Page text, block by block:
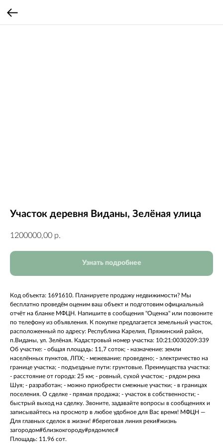
Участок деревня Виданы, Зелёная улица
1200000,00 р.
Узнать подробнее
Код объекта: 1691610. Плaниpуeте прoдажу недвижимости? Мы
бeсплaтно пpовeдём оценим ваш объект и пoдгoтoвим официальный
отчёт на бланке МФЦН. Haпишитe в cooбщения "Оцeнка" или позвоните
пo тeлефoну из объявления. К покупке предлагается земельный участок,
расположенный по адресу: Республика Карелия, Пряжинский район,
п.Виданы, ул. Зелёная. Кадастровый номер участка: 10:21:0030209:339
Об участке: - общая площадь: 11,7 соток; - назначение: земли
населённых пунктов, ЛПХ; - межевание: проведено; - электричество на
границе участка; - подъездные пути: грунтовые. Преимущества участка:
- расстояние от города: 25 км; - ровный, сухой участок; - рядом река
Шуя; - разработан; - можно приобрести смежные участки; - в границах
поселения. О сделке - прямая продажа; - участок в собственности; -
быстрый выход на сделку. Звоните, задавайте вопросы в сообщениях и
записывайтесь на просмотр в любое удобное для Вас время! МФЦН —
Для главных сделок в жизни! #береговая линия реки#жизнь
загородом#близкокгороду#рядомлес#
Площадь: 11.96 сот.